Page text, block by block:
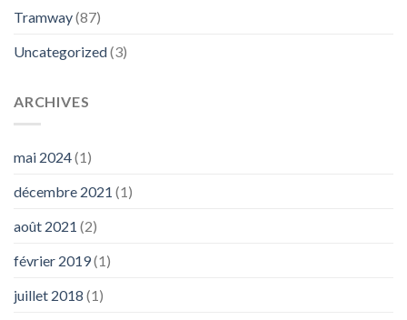
Tramway(87)
Uncategorized(3)
ARCHIVES
mai 2024(1)
décembre 2021 (1)
août 2021 (2)
février 2019(1)
juillet 2018 (1)